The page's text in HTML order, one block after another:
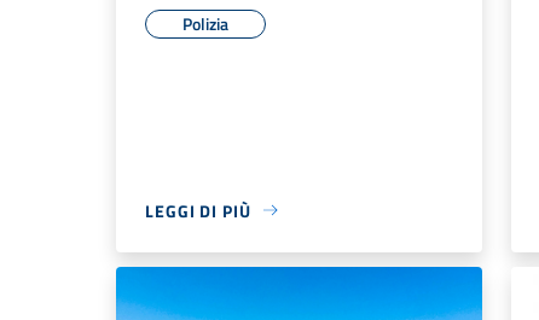
Polizia
LEGGI DI PIÙ